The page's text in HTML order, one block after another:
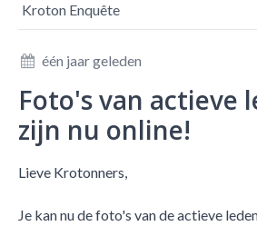
Kroton Enquête
één jaar geleden
Foto's van actieve
zijn nu online!
Lieve Krotonners,
Je kan nu de foto's van de actieve